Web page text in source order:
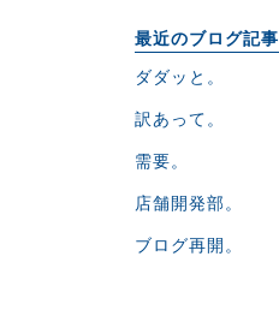
最近のブログ記事
ダダッと。
訳あって。
需要。
店舗開発部。
ブログ再開。